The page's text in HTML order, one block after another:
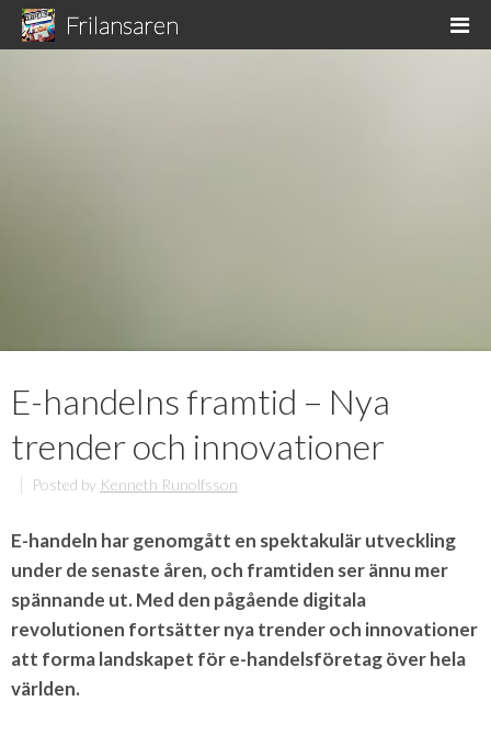
Skip
to
Frilansaren
E-handelns framtid – Nya
trender och innovationer
Posted by Kenneth Runolfsson
E-handeln har genomgått en spektakulär utveckling
under de senaste åren, och framtiden ser ännu mer
spännande ut. Med den pågående digitala
revolutionen fortsätter nya trender och innovationer
att forma landskapet för e-handelsföretag över hela
världen.